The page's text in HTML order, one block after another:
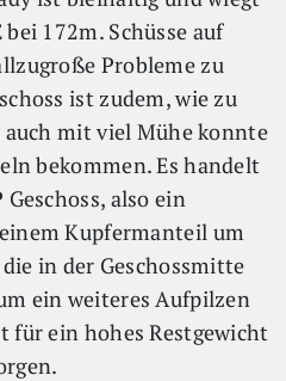
172m. Schüsse auf
Probleme zu
ist zudem, wie zu
mit viel Mühe konnte
bekommen. Es handelt
also ein
Kupfermanteil um
in der Geschossmitte
ein weiteres Aufpilzen
für ein hohes Restgewicht